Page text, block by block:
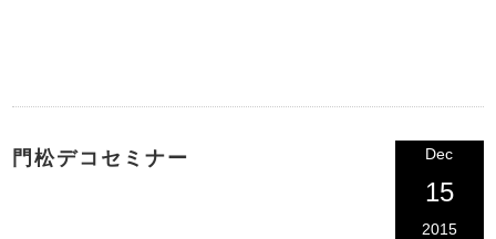
Dec
15
2015
門松デコセミナー